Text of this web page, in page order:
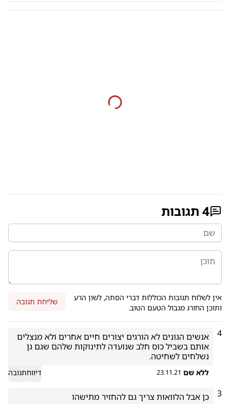
4 תגובות
אין לשלוח תגובות הכוללות דברי הסתה, לשון הרע
ותוכן החורג מגבול הטעם הטוב.
שליחת תגובה
4
נשלחים לשחיטה.
ללא שם 23.11.21 דיווחתגובה
3 כן אבל הלוואות צריך גם להחזיר מתישהו